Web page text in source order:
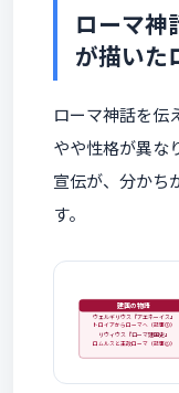
ローマ
が描いた
ローマ神話を伝
やや性格が異な
宣伝が、分かち
す。
建国の物語
ウェルギリウス『アエネーイス』
トロイアからローマへ（記事①）
リウィウス『ローマ建国史』
ロムルスと王政ローマ（記事②）